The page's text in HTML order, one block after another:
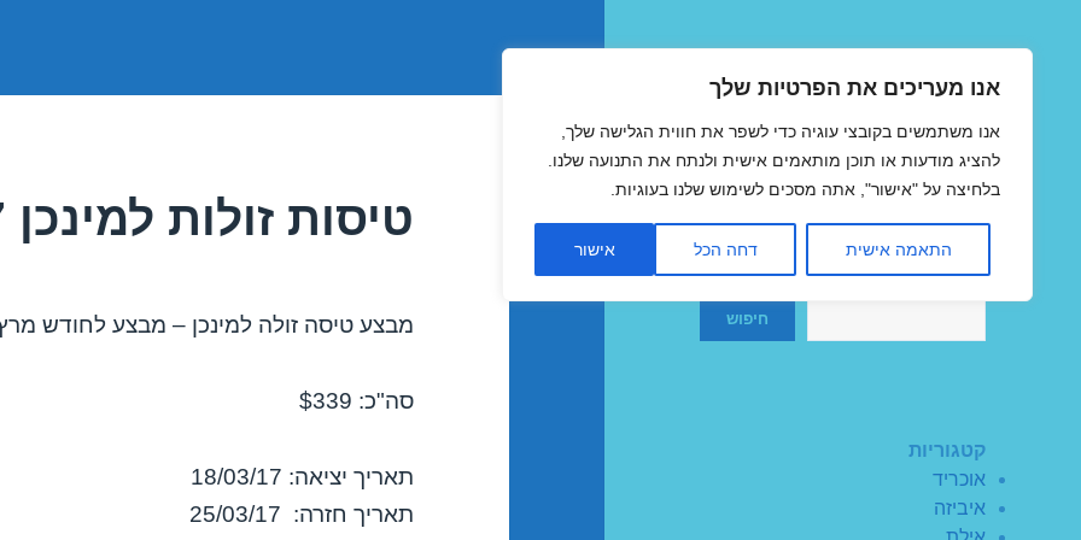
אנו מעריכים את הפרטיות שלך
אנו משתמשים בקובצי עוגיה כדי לשפר את חווית הגלישה שלך,
להציג מודעות או תוכן מותאמים אישית ולנתח את התנועה שלנו.
בלחיצה על "אישור", אתה מסכים לשימוש שלנו בעוגיות.
התאמה אישית דחה הכל אישור
MegaFlights טיסות מוזלות
חיפוש
חיפוש
קטגוריות
אוכריד
איביזה
טיסות זולות למינכן 18/03/2017
מבצע טיסה זולה למינכן – מבצע לחודש מרץ
סה"כ: $339
תאריך יציאה: 18/03/17
תאריך חזרה: 25/03/17